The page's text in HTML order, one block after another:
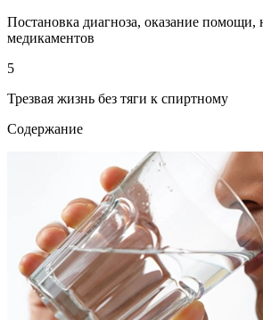
Постановка диагноза, оказание помощи,
медикаментов
5
Трезвая жизнь без тяги к спиртному
Содержание